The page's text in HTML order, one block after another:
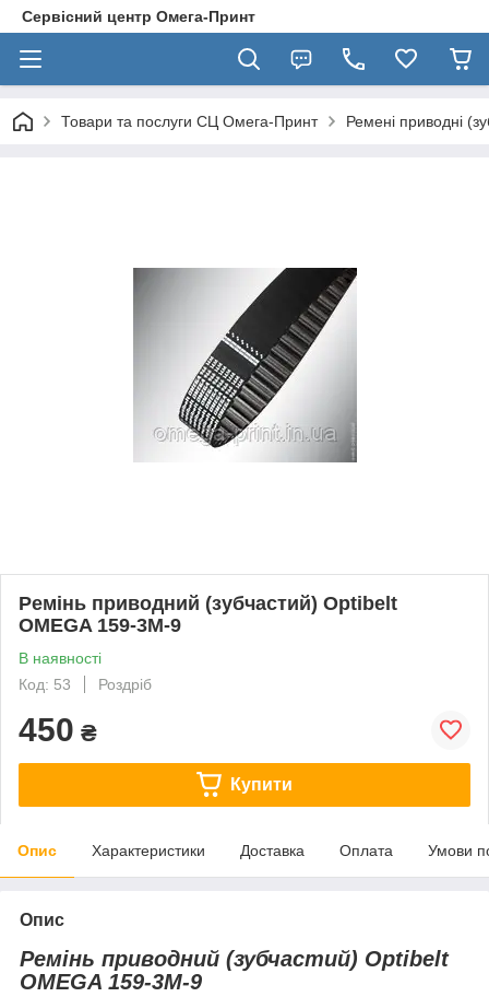
Сервісний центр Омега-Принт
Товари та послуги СЦ Омега-Принт Ремені приводні
Ремінь приводний (зубчастий) Optibelt
OMEGA 159-3M-9
В наявності
Код: 53
Роздріб
450 ₴
Купити
Опис Характеристики Доставка Оплата Умови
Опис
Ремінь приводний (зубчастий) Optibelt
OMEGA 159-3M-9